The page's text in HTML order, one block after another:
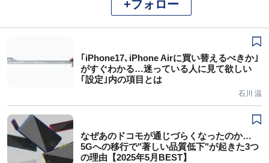
+フォロー
｢iPhone17､iPhone Airに買い替えるべきか｣
がすぐわかる…迷っている人に見て欲しい
｢設定｣内の項目とは
石川 温
なぜあのドコモが通じづらくなったのか…
5Gへの移行で"著しい品質低下"が起きた3つ
の理由【2025年5月BEST】